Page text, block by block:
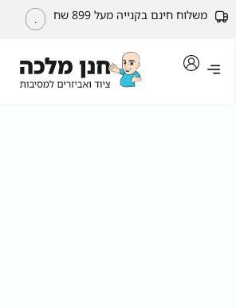
משלוח חינם בקנייה מעל 899 שח .